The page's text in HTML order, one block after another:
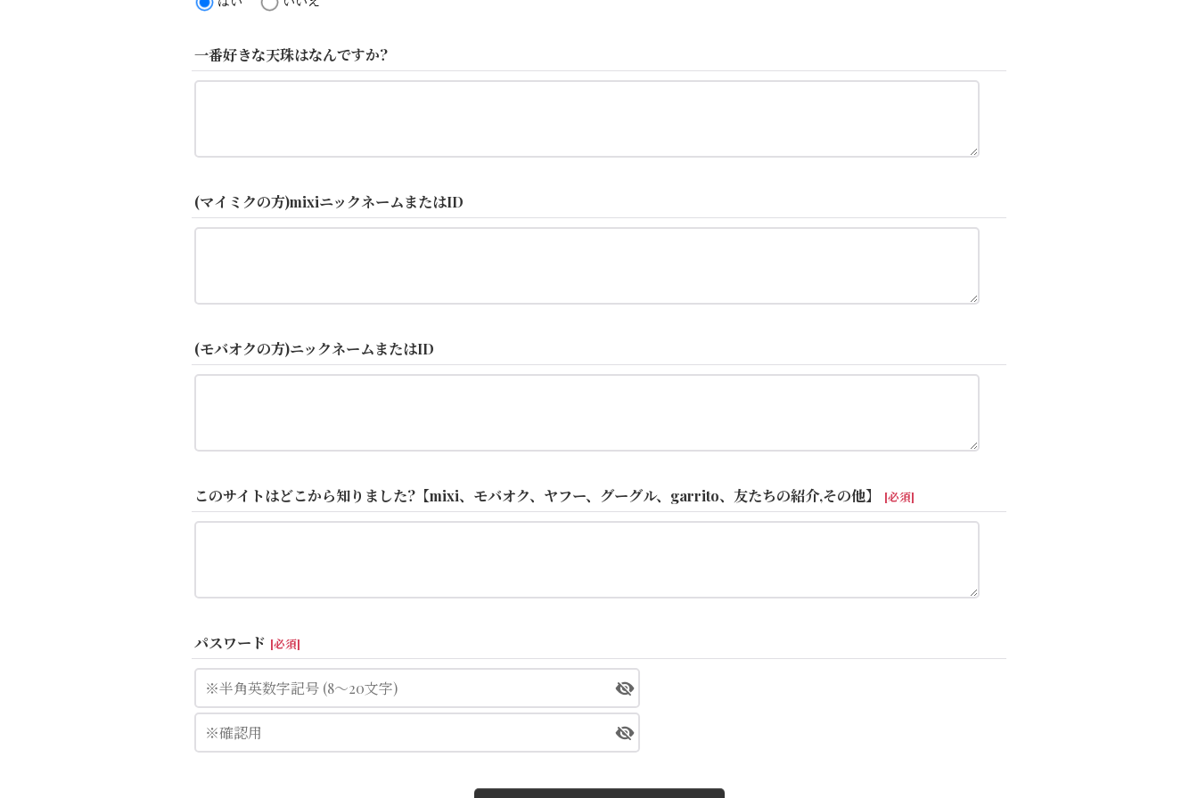
一番好きな天珠はなんですか?
(マイミクの方)mixiニックネームまたはID
(モバオクの方)ニックネームまたはID
このサイトはどこから知りました?【mixi、モバオク、ヤフー、グーグル、garrito、友たちの紹介,その他】 [必須]
パスワード [必須]